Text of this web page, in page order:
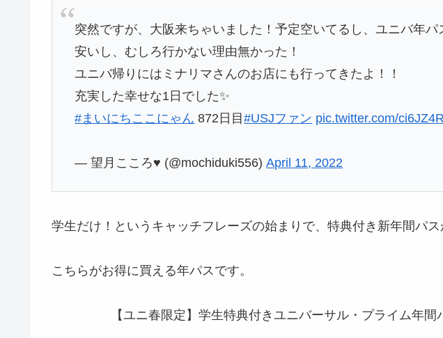
突然ですが、大阪来ちゃいました！予定空いてるし、ユニバ年パ
安いし、むしろ行かない理由無かった！
ユニバ帰りにはミナリマさんのお店にも行ってきたよ！！
充実した幸せな1日でした✨
#まいにちここにゃん 872日目#USJファン pic.twitter.com/
— 望月こころ♥️ (@mochiduki556)April 11, 2022
学生だけ！というキャッチフレーズの始まりで、特典付き新年間パス
こちらがお得に買える年パスです。
【ユニ春限定】学生特典付きユニバーサル・プライム年間